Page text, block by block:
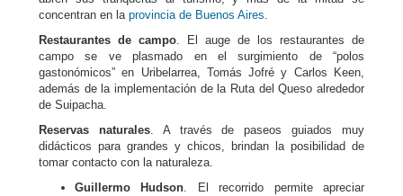
concentran en la provincia de Buenos Aires.
Restaurantes de campo. El auge de los restaurantes de
campo se ve plasmado en el surgimiento de “polos
gastonómicos” en Uribelarrea, Tomás Jofré y Carlos Keen,
además de la implementación de la Ruta del Queso alrededor
de Suipacha.
Reservas naturales. A través de paseos guiados muy
didácticos para grandes y chicos, brindan la posibilidad de
tomar contacto con la naturaleza.
Guillermo Hudson. El recorrido permite apreciar